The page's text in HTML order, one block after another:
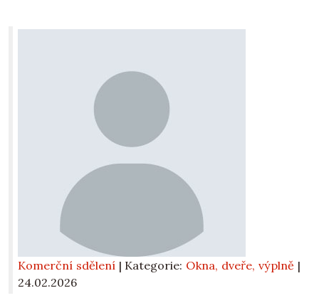
Komerční sdělení | Kategorie: Okna, dveře, výplně |
24.02.2026